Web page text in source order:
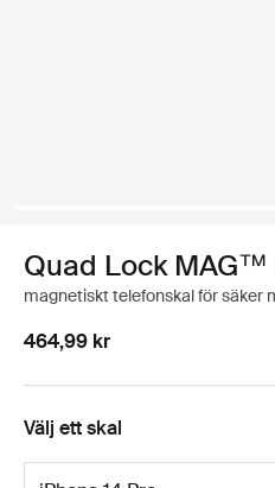
Quad Lock MAG™
magnetiskt telefonskal för säker
464,99 kr
Välj ett skal